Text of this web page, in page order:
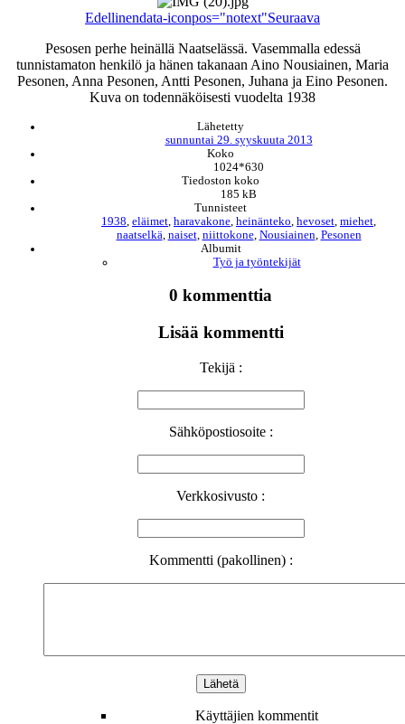
Edellinendata-iconpos="notext"Seuraava
Pesosen perhe heinällä Naatselässä. Vasemmalla edessä
tunnistamaton henkilö ja hänen takanaan Aino Nousiainen, Maria
Pesonen, Anna Pesonen, Antti Pesonen, Juhana ja Eino Pesonen.
Kuva on todennäköisesti vuodelta 1938
Lähetetty
sunnuntai 29. syyskuuta 2013
Koko
1024*630
Tiedoston koko
185 kB
Tunnisteet
1938 eläimet haravakone heinänteko hevoset miehet
naatselkä naiset, niittokone, Nousiainen Pesonen
Albumit
Työ ja työntekijät
0 kommenttia
Lisää kommentti
Tekijä :
Sähköpostiosoite :
Verkkosivusto :
Kommentti (pakollinen) :
Käyttäjien kommentit